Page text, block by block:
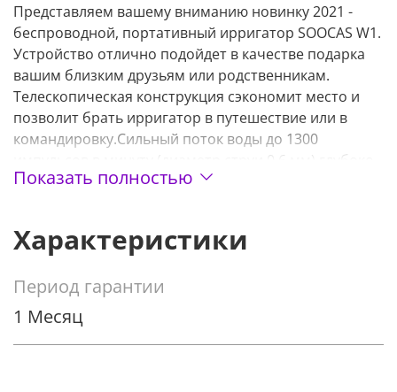
Представляем вашему вниманию новинку 2021 -
беспроводной, портативный ирригатор SOOCAS W1.
Устройство отлично подойдет в качестве подарка
вашим близким друзьям или родственникам.
Телескопическая конструкция сэкономит место и
позволит брать ирригатор в путешествие или в
командировку.Сильный поток воды до 1300
импульсов в минуту (диаметр струи 0,6 мм) глубоко
проникает в щели зубов, смывая все остатки пищи.
предотвратить появление зубного налета и другие
проблемы полости рта. В Soocas W1 имеется
встроенный высокоточный чип контроля давления,
который регулирует работу устройства. С его
помощью ирригатор может достигать 140 psi.
Насадки способны вращаться на 360 градусов,
Показать полностью
Характеристики
Период гарантии
1 Месяц